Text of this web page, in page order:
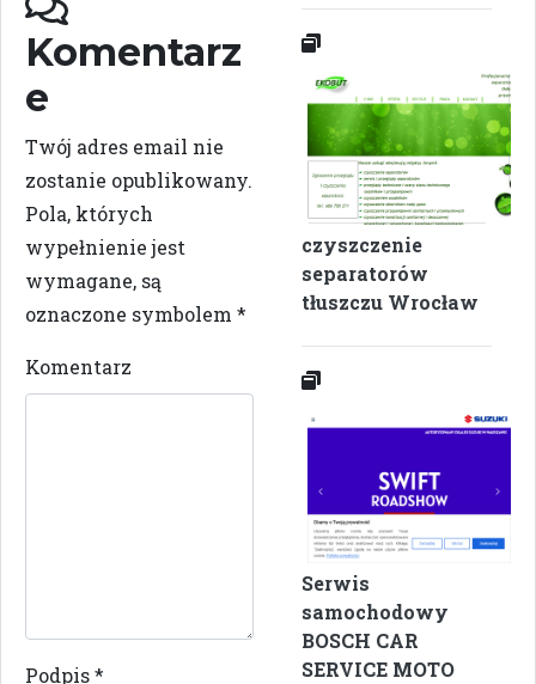
Komentarz
e
Twój adres email nie
zostanie opublikowany.
Pola, których
wypełnienie jest
wymagane, są
oznaczone symbolem *
Komentarz
Podpis*
czyszczenie
separatorów
tłuszczu Wrocław
Serwis
samochodowy
BOSCH CAR
SERVICE MOTO